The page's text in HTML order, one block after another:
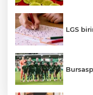
LGS